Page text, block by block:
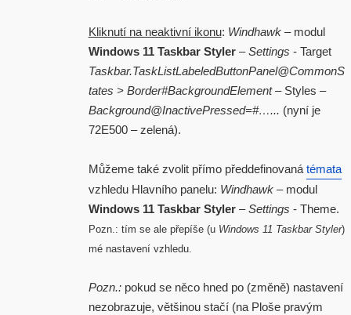
Kliknutí na neaktivní ikonu: Windhawk– modul
Windows 11 Taskbar Styler–Settings - Target
Taskbar.TaskListLabeledButtonPanel@CommonS
tates > Border#BackgroundElement– Styles –
Background@InactivePressed=#…... (nyní je
72E500 – zelená).
Můžeme také zvolit přímo předdefinovaná témata
vzhledu Hlavního panelu: Windhawk– modul
Windows 11 Taskbar Styler–Settings - Theme.
Pozn.: tím se ale přepíše (u Windows 11 Taskbar Styler)
mé nastavení vzhledu.
Pozn.:pokud se něco hned po (změně) nastavení
nezobrazuje, většinou stačí (na Ploše pravým